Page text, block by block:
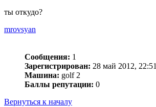
ты откудо?
mrovsyan
Сообщения: 1
Зарегистрирован: 28 май 2012, 22:51
Машина: golf 2
Баллы репутации: 0
Вернуться к началу